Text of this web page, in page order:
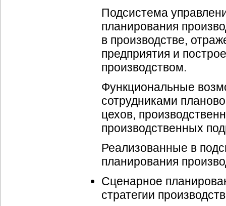
Подсистема
планирования
в производстве,
предприятия и
производством.
Функциональные
сотрудниками
цехов,
производственных
Реализованные в
планирования
Сценарное
стратегии